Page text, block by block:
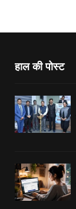
हाल की पोस्ट